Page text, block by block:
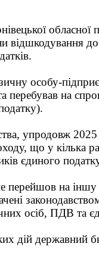
обласної
відшкодування
особу-
перебував на
упродовж
що у кілька
єдиного
перейшов на іншу
осіб, ПДВ та
дій